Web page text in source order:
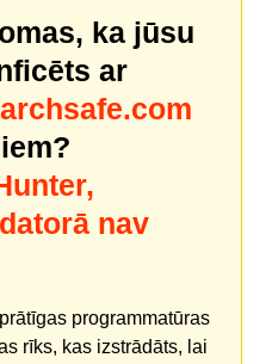
ka jūsu
ar
nav
programmatūras
rīks, kas izstrādāts, lai